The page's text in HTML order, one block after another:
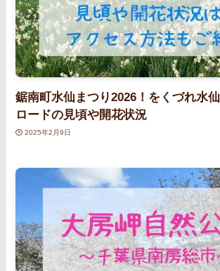
鋸南町水仙まつり2026！をくづれ水
ロードの見頃や開花状況
2025年2月9日